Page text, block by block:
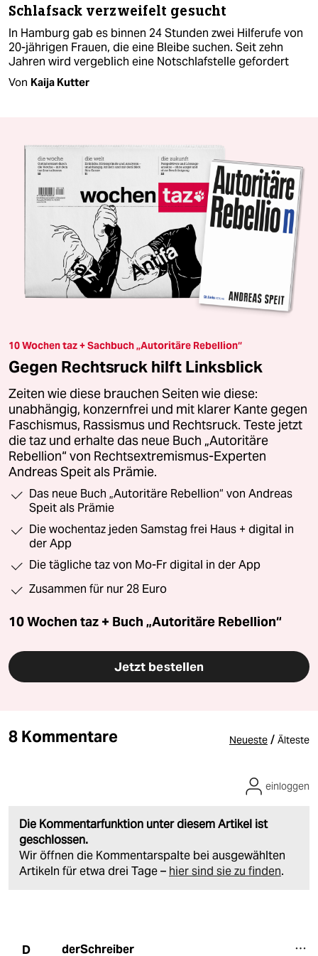
Schlafsack verzweifelt gesucht
In Hamburg gab es binnen 24 Stunden zwei Hilferufe von
20-jährigen Frauen, die eine Bleibe suchen. Seit zehn
Jahren wird vergeblich eine Notschlafstelle gefordert
Von Kaija Kutter
10 Wochen taz + Sachbuch „Autoritäre Rebellion“
Gegen Rechtsruck hilft Linksblick
Zeiten wie diese brauchen Seiten wie diese:
unabhängig, konzernfrei und mit klarer Kante gegen
Faschismus, Rassismus und Rechtsruck. Teste jetzt
die taz und erhalte das neue Buch „Autoritäre
Rebellion“ von Rechtsextremismus-Experten
Andreas Speit als Prämie.
Das neue Buch „Autoritäre Rebellion“ von Andreas
Speit als Prämie
Die wochentaz jeden Samstag frei Haus + digital in
der App
Die tägliche taz von Mo-Fr digital in der App
Zusammen für nur 28 Euro
10 Wochen taz + Buch „Autoritäre Rebellion“
Jetzt bestellen
8 Kommentare Neueste / Älteste
Die Kommentarfunktion unter diesem Artikel ist
geschlossen.
Wir öffnen die Kommentarspalte bei ausgewählten
Artikeln für etwa drei Tage – hier sind sie zu finden.
einloggen
D derSchreiber